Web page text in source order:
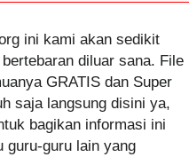
ini kami akan sedikit
diluar sana. File
GRATIS dan Super
saja langsung disini ya,
bagikan informasi ini
guru-guru lain yang